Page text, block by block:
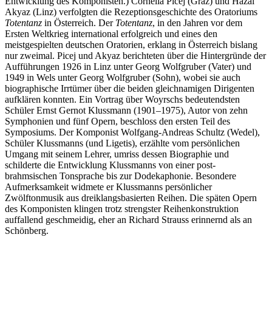
Akyaz (Linz) verfolgten die Rezeptionsgeschichte des Oratoriums
Totentanz in Österreich. Der Totentanz, in den Jahren vor dem
Ersten Weltkrieg international erfolgreich und eines den
meistgespielten deutschen Oratorien, erklang in Österreich bislang
nur zweimal. Picej und Akyaz berichteten über die Hintergründe der
Aufführungen 1926 in Linz unter Georg Wolfgruber (Vater) und
1949 in Wels unter Georg Wolfgruber (Sohn), wobei sie auch
biographische Irrtümer über die beiden gleichnamigen Dirigenten
aufklären konnten. Ein Vortrag über Woyrschs bedeutendsten
Schüler Ernst Gernot Klussmann (1901–1975), Autor von zehn
Symphonien und fünf Opern, beschloss den ersten Teil des
Symposiums. Der Komponist Wolfgang-Andreas Schultz (Wedel),
Schüler Klussmanns (und Ligetis), erzählte vom persönlichen
Umgang mit seinem Lehrer, umriss dessen Biographie und
schilderte die Entwicklung Klussmanns von einer post-
brahmsischen Tonsprache bis zur Dodekaphonie. Besondere
Aufmerksamkeit widmete er Klussmanns persönlicher
Zwölftonmusik aus dreiklangsbasierten Reihen. Die späten Opern
des Komponisten klingen trotz strengster Reihenkonstruktion
auffallend geschmeidig, eher an Richard Strauss erinnernd als an
Schönberg.